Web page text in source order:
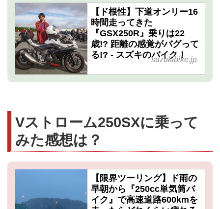
【ド根性】下道オンリー16
時間走ってきた
『GSX250R』乗りは22
歳!? 距離の感覚がバグって
る!? - スズキのバイク！
suzukibike.jp
Vストローム250SXに乗って
みた感想は？
【限界ツーリング】ド雨の
早朝から『250cc単気筒バ
イク』で高速道路600kmを